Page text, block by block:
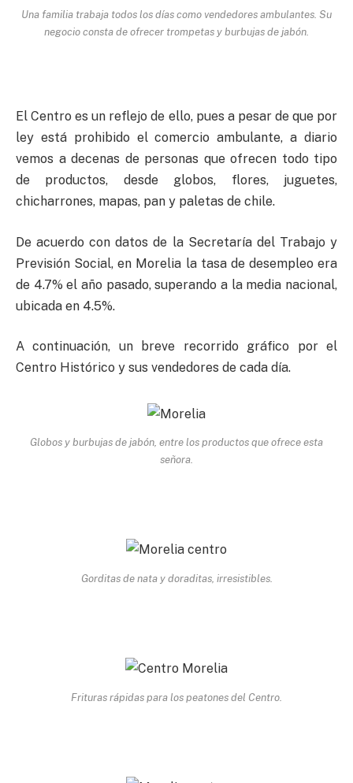
Una familia trabaja todos los días como vendedores ambulantes. Su
negocio consta de ofrecer trompetas y burbujas de jabón.
El Centro es un reflejo de ello, pues a pesar de que por
ley está prohibido el comercio ambulante, a diario
vemos a decenas de personas que ofrecen todo tipo
de productos, desde globos, flores, juguetes,
chicharrones, mapas, pan y paletas de chile.
De acuerdo con datos de la Secretaría del Trabajo y
Previsión Social, en Morelia la tasa de desempleo era
de 4.7% el año pasado, superando a la media nacional,
ubicada en 4.5%.
A continuación, un breve recorrido gráfico por el
Centro Histórico y sus vendedores de cada día.
Globos y burbujas de jabón, entre los productos que ofrece esta
señora.
Gorditas de nata y doraditas, irresistibles.
Frituras rápidas para los peatones del Centro.